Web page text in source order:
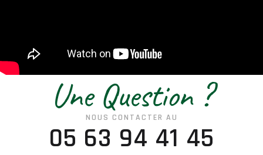
Une Question ?
NOUS CONTACTER AU
05 63 94 41 45